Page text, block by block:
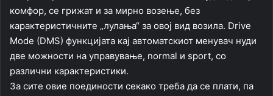
комфор, се грижат и за мирно возење, без
карактеристичните „лулања“ за овој вид возила. Drive
Mode (DMS) функцијата кај автоматскиот менувач нуди
две можности на управување, normal и sport, со
различни карактеристики.
За сите овие поединости секако треба да се плати, па